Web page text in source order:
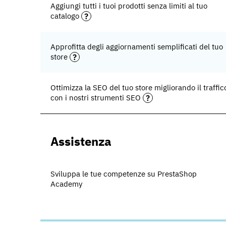
Aggiungi tutti i tuoi prodotti senza limiti al tuo
catalogo
Approfitta degli aggiornamenti semplificati del tuo
store
Ottimizza la SEO del tuo store migliorando il
con i nostri strumenti SEO
Assistenza
Sviluppa le tue competenze su PrestaShop
Academy